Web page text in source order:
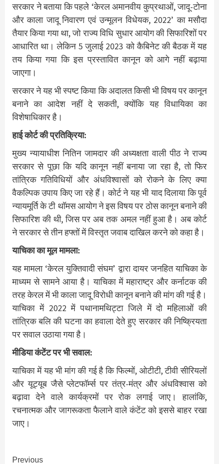
सरकार ने बताया कि पहले ‘केरल अमानवीय कुप्रथाओं, जादू-टोना
और काला जादू निवारण एवं उन्मूलन विधेयक, 2022’ का मसौदा
तैयार किया गया था, जो राज्य विधि सुधार आयोग की सिफारिशों पर
आधारित था। लेकिन 5 जुलाई 2023 को कैबिनेट की बैठक में यह
तय किया गया कि इस प्रस्तावित कानून को आगे नहीं बढ़ाया
जाएगा।
सरकार ने यह भी स्पष्ट किया कि अदालत किसी भी विषय पर कानून
बनाने का आदेश नहीं दे सकती, क्योंकि यह विधायिका का
विशेषाधिकार है।
हाई कोर्ट की प्रतिक्रिया:
मुख्य न्यायाधीश नितिन जामदार की अध्यक्षता वाली पीठ ने राज्य
सरकार से पूछा कि यदि कानून नहीं बनाया जा रहा है, तो फिर
तांत्रिक गतिविधियों और अंधविश्वासों को रोकने के लिए क्या
वैकल्पिक उपाय किए जा रहे हैं। कोर्ट ने यह भी याद दिलाया कि पूर्व
न्यायमूर्ति के टी थॉमस आयोग ने इस विषय पर ठोस कानून बनाने की
सिफारिश की थी, जिस पर अब तक अमल नहीं हुआ है। अब कोर्ट
ने सरकार से तीन हफ्तों में विस्तृत जवाब दाखिल करने को कहा है।
याचिका का मूल मामला:
यह मामला ‘केरल युक्तिवादी संघम’ द्वारा दायर जनहित याचिका के
माध्यम से सामने आया है। याचिका में महाराष्ट्र और कर्नाटक की
तरह केरल में भी काला जादू विरोधी कानून बनाने की मांग की गई है।
याचिका में 2022 में पथानामथिट्टा जिले में दो महिलाओं की
तांत्रिक बलि की घटना का हवाला देते हुए सरकार की निष्क्रियता
पर सवाल उठाया गया है।
मीडिया कंटेंट पर भी सवाल:
याचिका में यह भी मांग की गई है कि फिल्मों, ओटीटी, टीवी सीरियलों
और यूट्यूब जैसे प्लेटफॉर्म्स पर तंत्र-मंत्र और अंधविश्वास को
बढ़ावा देने वाले कार्यक्रमों पर रोक लगाई जाए। हालांकि,
रचनात्मक और जागरूकता फैलाने वाले कंटेंट को इससे बाहर रखा
जाए।
Previous